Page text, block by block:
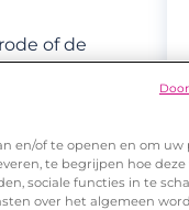
of de
en/of te openen en om uw
te begrijpen hoe
sociale functies in te
over het algemeen